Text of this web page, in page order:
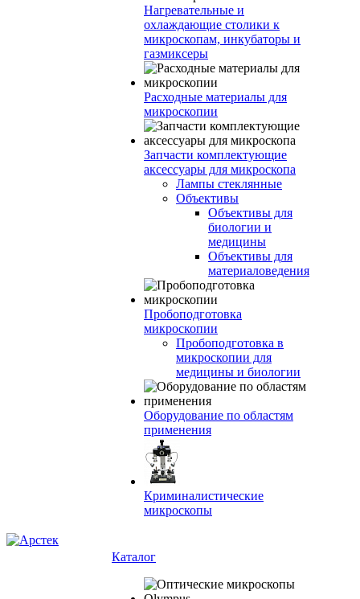
Нагревательные и
охлаждающие столики к
микроскопам, инкубаторы и
газмиксеры
Расходные материалы для
микроскопии
Запчасти комплектующие
аксессуары для микроскопа
Лампы стеклянные
Объективы
Объективы для
биологии и
медицины
Объективы для
материаловедения
Пробоподготовка
микроскопии
Пробоподготовка в
микроскопии для
медицины и биологии
Оборудование по областям
применения
Криминалистические
микроскопы
Каталог